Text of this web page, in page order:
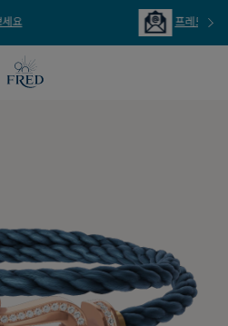
일 주문 서비스로 만나보세요